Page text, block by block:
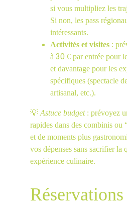
si vous multipliez les
Si non, les pass
intéressants.
Activités et visites :
à 30 € par entrée pour
et davantage pour les
spécifiques (spectacle
artisanal, etc.).
💡 Astuce budget : prévoyez
rapides dans des combinis ou
et de moments plus
vos dépenses sans sacrifier la
expérience culinaire.